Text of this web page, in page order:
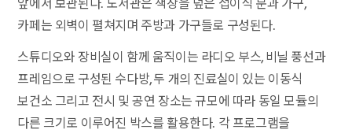
앞에서 보관된다. 도서관은 책장을 덮은 접이식 문과 가구,
카페는 외벽이 펼쳐지며 주방과 가구들로 구성된다.
스튜디오와 장비실이 함께 움직이는 라디오 부스, 비닐 풍선과
프레임으로 구성된 수다방, 두 개의 진료실이 있는 이동식
보건소 그리고 전시 및 공연 장소는 규모에 따라 동일 모듈의
다른 크기로 이루어진 박스를 활용한다. 각 프로그램을